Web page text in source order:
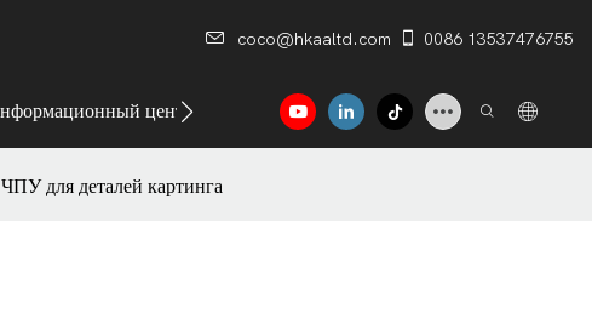
coco@hkaaltd.com 0086 13537476755
центр Контакт
ЧПУ для деталей картинга